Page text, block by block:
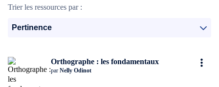
Trier les ressources par :
Pertinence
Orthographe : les fondamentaux
par Nelly Odinot